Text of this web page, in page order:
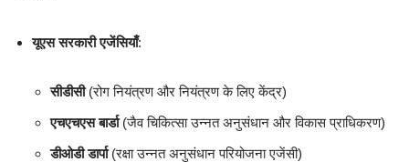
यूएस सरकारी एजेंसियाँ:
सीडीसी(रोग नियंत्रण और नियंत्रण के लिए केंद्र)
एचएचएस बार्डा(जैव चिकित्सा उन्नत अनुसंधान और विकास प्राधिकरण)
डीओडी डार्पा(रक्षा उन्नत अनुसंधान परियोजना एजेंसी)